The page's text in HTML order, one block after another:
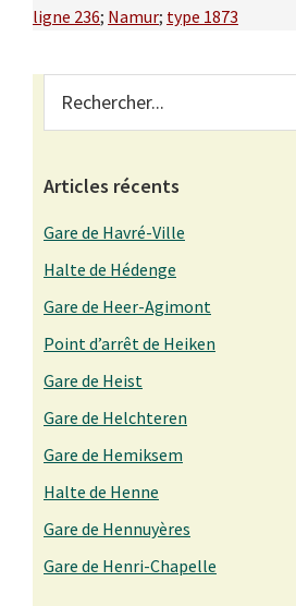
ligne 236; Namur; type 1873
Primary
Sidebar
Articles récents
Gare de Havré-Ville
Halte de Hédenge
Gare de Heer-Agimont
Point d’arrêt de Heiken
Gare de Heist
Gare de Helchteren
Gare de Hemiksem
Halte de Henne
Gare de Hennuyères
Gare de Henri-Chapelle